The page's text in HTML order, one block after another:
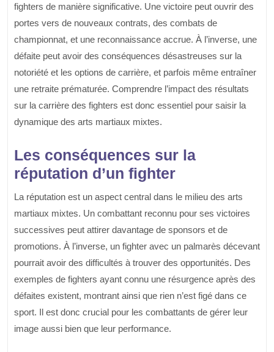
fighters de manière significative. Une victoire peut ouvrir des
portes vers de nouveaux contrats, des combats de
championnat, et une reconnaissance accrue. À l’inverse, une
défaite peut avoir des conséquences désastreuses sur la
notoriété et les options de carrière, et parfois même entraîner
une retraite prématurée. Comprendre l’impact des résultats
sur la carrière des fighters est donc essentiel pour saisir la
dynamique des arts martiaux mixtes.
Les conséquences sur la
réputation d’un fighter
La réputation est un aspect central dans le milieu des arts
martiaux mixtes. Un combattant reconnu pour ses victoires
successives peut attirer davantage de sponsors et de
promotions. À l’inverse, un fighter avec un palmarès décevant
pourrait avoir des difficultés à trouver des opportunités. Des
exemples de fighters ayant connu une résurgence après des
défaites existent, montrant ainsi que rien n’est figé dans ce
sport. Il est donc crucial pour les combattants de gérer leur
image aussi bien que leur performance.